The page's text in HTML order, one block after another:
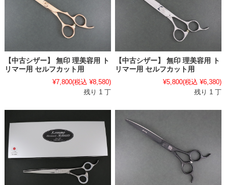
【中古シザー】 無印 理美容用 ト
リマー用 セルフカット用
¥7,800(税込 ¥8,580)
残り 1 丁
【中古シザー】 無印 理美容用 ト
リマー用 セルフカット用
¥5,800(税込 ¥6,380)
残り 1 丁